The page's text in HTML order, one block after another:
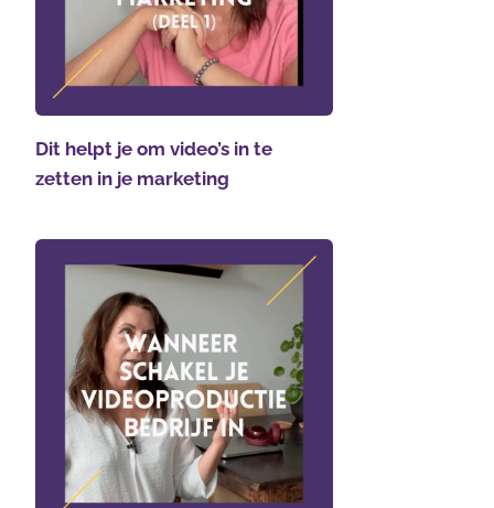
Dit helpt je om video’s in te
zetten in je marketing